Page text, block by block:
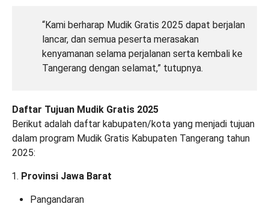
“Kami berharap Mudik Gratis 2025 dapat berjalan
lancar, dan semua peserta merasakan
kenyamanan selama perjalanan serta kembali ke
Tangerang dengan selamat,” tutupnya.
Daftar Tujuan Mudik Gratis 2025
Berikut adalah daftar kabupaten/kota yang menjadi tujuan
dalam program Mudik Gratis Kabupaten Tangerang tahun
2025:
Provinsi Jawa Barat
Pangandaran